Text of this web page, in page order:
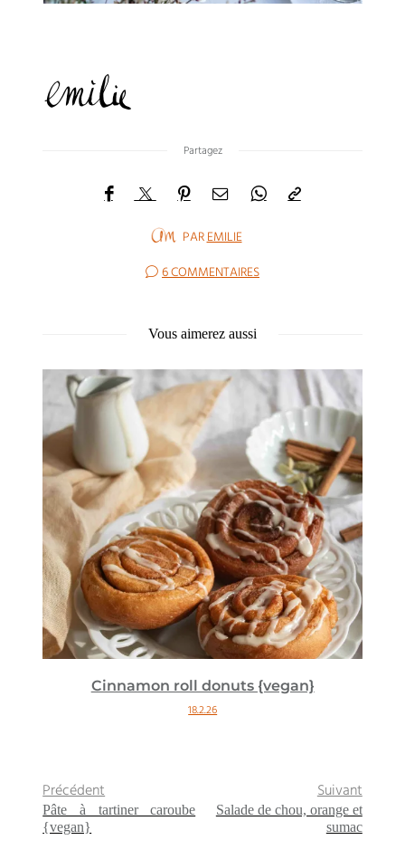
Partagez
PAREMILIE
6 COMMENTAIRES
Vous aimerez aussi
Cinnamon roll donuts {vegan}
18.2.26
Précédent
Pâte à tartiner caroube
{vegan}
Suivant
Salade de chou, orange et
sumac